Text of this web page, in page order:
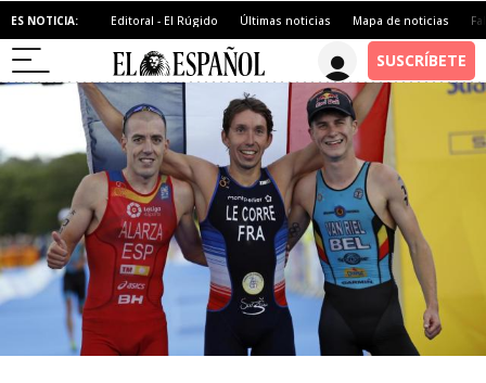
ES NOTICIA: Editoral - El Rúgido Últimas noticias Mapa de noticias